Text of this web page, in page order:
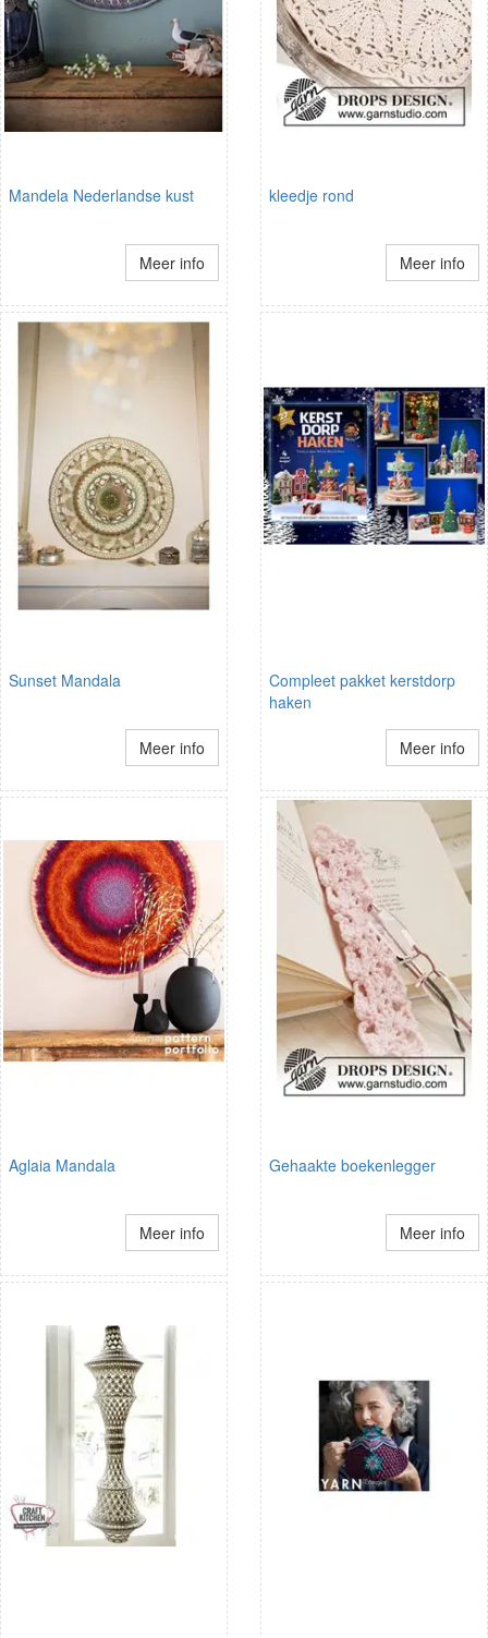
Mandela Nederlandse kust
Meer info
kleedje rond
Meer info
Sunset Mandala
Meer info
Compleet pakket kerstdorp
haken
Meer info
Aglaia Mandala
Meer info
Gehaakte boekenlegger
Meer info